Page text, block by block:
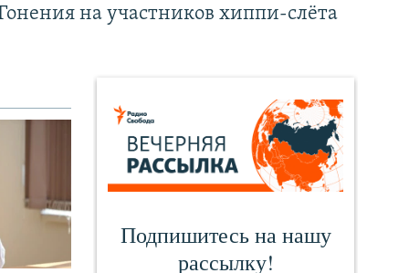
на участников хиппи-слёта